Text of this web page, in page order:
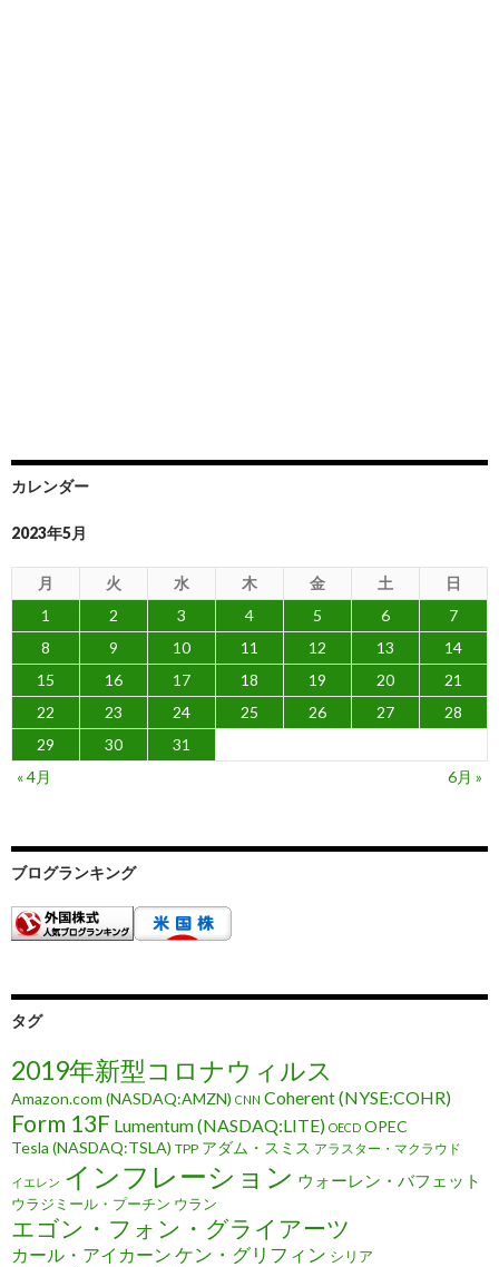
カレンダー
2023年5月
月 火 水 木 金 土
日
1
2 3 4 5 6
7
8
9 10 11 12 13
14
15
16 17 18 19 20
21
22
23 24 25 26 27
28
29
30
31
« 4月
6月 »
ブログランキング
タグ
2019年新型コロナウィルス
Amazon.com (NASDAQ:AMZN) CNN Coherent (NYSE:COHR)
Form 13F Lumentum (NASDAQ:LITE) OECD OPEC
Tesla (NASDAQ:TSLA) TPP アダム・スミス アラスター・マクラウド
イエレン インフレーション ウォーレン・バフェット
ウラジミール・プーチン ウラン
エゴン・フォン・グライアーツ
カール・アイカーン ケン・グリフィン シリア